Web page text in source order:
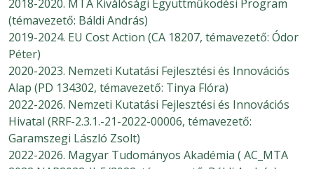
2018-2020. MTA Kiválósági Együttműködési Program
(témavezető: Báldi András)
2019-2024. EU Cost Action (CA 18207, témavezető: Ódor
Péter)
2020-2023. Nemzeti Kutatási Fejlesztési és Innovációs
Alap (PD 134302, témavezető: Tinya Flóra)
2022-2026. Nemzeti Kutatási Fejlesztési és Innovációs
Hivatal (RRF-2.3.1.-21-2022-00006, témavezető:
Garamszegi László Zsolt)
2022-2026. Magyar Tudományos Akadémia ( AC_MTA